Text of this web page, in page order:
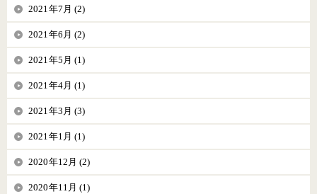
2021年7月 (2)
2021年6月 (2)
2021年5月 (1)
2021年4月 (1)
2021年3月 (3)
2021年1月 (1)
2020年12月 (2)
2020年11月 (1)